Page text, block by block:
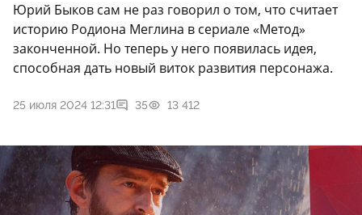
Юрий Быков сам не раз говорил о том, что считает
историю Родиона Меглина в сериале «Метод»
законченной. Но теперь у него появилась идея,
способная дать новый виток развития персонажа.
25 июля 2024 12:31 35 13 412